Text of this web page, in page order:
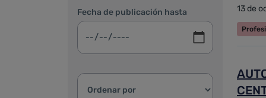
Fecha de publicación hasta
Ordenar resultados:
13 de